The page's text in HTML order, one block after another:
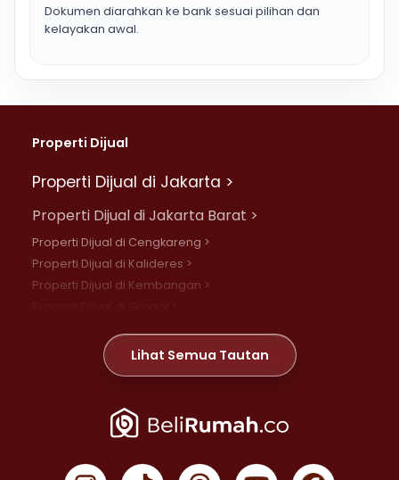
Dokumen diarahkan ke bank sesuai pilihan dan
kelayakan awal.
Properti Dijual
Properti Dijual di Jakarta >
Properti Dijual di Jakarta Barat >
Properti Dijual di Cengkareng >
Properti Dijual di Kalideres >
Properti Dijual di Kembangan >
Properti Dijual di Meruya >
Properti Dijual di Jelambar >
Properti Dijual di Jakarta Pusat >
Properti Dijual di Gambir >
Lihat Semua Tautan